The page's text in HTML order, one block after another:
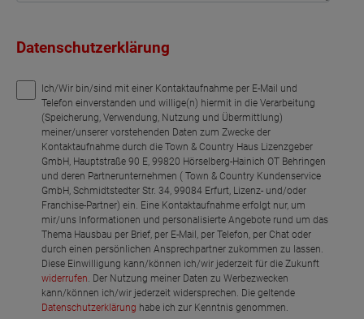
Datenschutzerklärung
Ich/Wir bin/sind mit einer Kontaktaufnahme per E-Mail und
Telefon einverstanden und willige(n) hiermit in die Verarbeitung
(Speicherung, Verwendung, Nutzung und Übermittlung)
meiner/unserer vorstehenden Daten zum Zwecke der
Kontaktaufnahme durch die Town & Country Haus Lizenzgeber
GmbH, Hauptstraße 90 E, 99820 Hörselberg-Hainich OT Behringen
und deren Partnerunternehmen ( Town & Country Kundenservice
GmbH, Schmidtstedter Str. 34, 99084 Erfurt, Lizenz- und/oder
Franchise-Partner) ein. Eine Kontaktaufnahme erfolgt nur, um
mir/uns Informationen und personalisierte Angebote rund um das
Thema Hausbau per Brief, per E-Mail, per Telefon, per Chat oder
durch einen persönlichen Ansprechpartner zukommen zu lassen.
Diese Einwilligung kann/können ich/wir jederzeit für die Zukunft
widerrufen. Der Nutzung meiner Daten zu Werbezwecken
kann/können ich/wir jederzeit widersprechen. Die geltende
Datenschutzerklärung habe ich zur Kenntnis genommen.